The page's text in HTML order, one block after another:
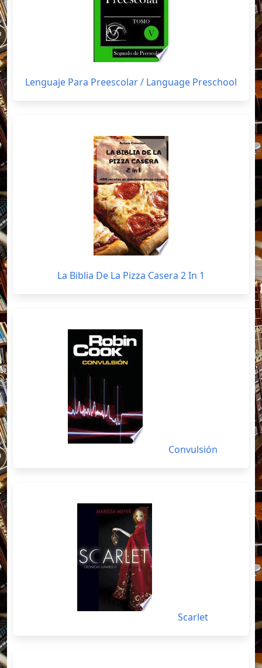
Lenguaje Para Preescolar / Language Preschool
La Biblia De La Pizza Casera 2 In 1
Convulsión
Scarlet